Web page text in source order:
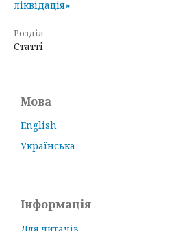
ліквідація»
Розділ
Статті
Мова
English
Українська
Інформація